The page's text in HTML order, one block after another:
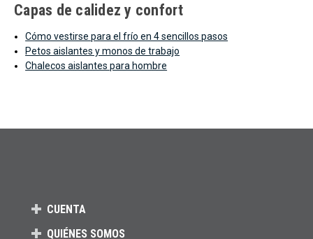
Capas de calidez y confort
Cómo vestirse para el frío en 4 sencillos pasos
Petos aislantes y monos de trabajo
Chalecos aislantes para hombre
CUENTA
QUIÉNES SOMOS